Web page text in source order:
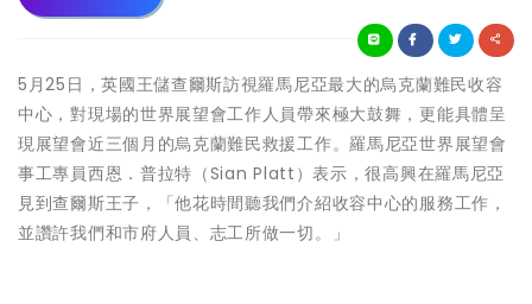
5月25日，英國王儲查爾斯訪視羅馬尼亞最大的烏克蘭難民收容
中心，對現場的世界展望會工作人員帶來極大鼓舞，更能具體呈
現展望會近三個月的烏克蘭難民救援工作。羅馬尼亞世界展望會
事工專員西恩．普拉特（Sian Platt）表示，很高興在羅馬尼亞
見到查爾斯王子，「他花時間聽我們介紹收容中心的服務工作，
並讚許我們和市府人員、志工所做一切。」